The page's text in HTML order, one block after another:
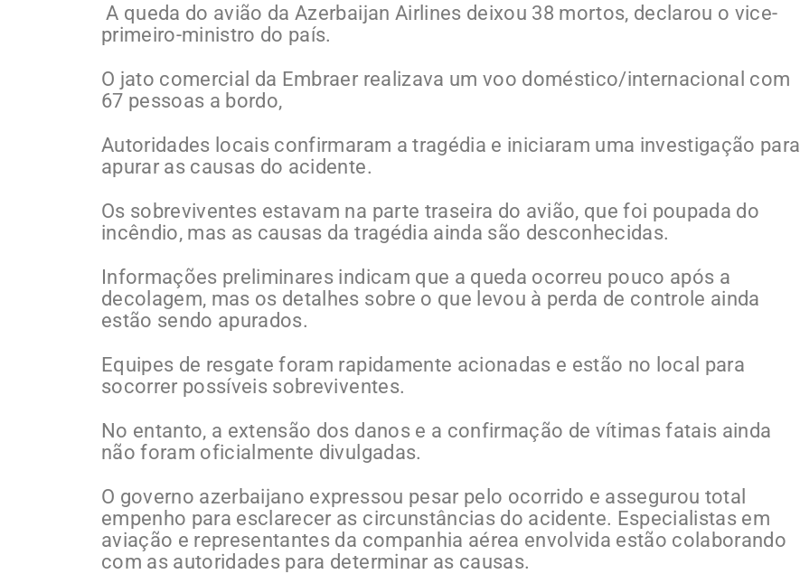
A queda do avião da Azerbaijan Airlines deixou 38 mortos, declarou o vice-
primeiro-ministro do país.
O jato comercial da Embraer realizava um voo doméstico/internacional com
67 pessoas a bordo,
Autoridades locais confirmaram a tragédia e iniciaram uma investigação para
apurar as causas do acidente.
Os sobreviventes estavam na parte traseira do avião, que foi poupada do
incêndio, mas as causas da tragédia ainda são desconhecidas.
Informações preliminares indicam que a queda ocorreu pouco após a
decolagem, mas os detalhes sobre o que levou à perda de controle ainda
estão sendo apurados.
Equipes de resgate foram rapidamente acionadas e estão no local para
socorrer possíveis sobreviventes.
No entanto, a extensão dos danos e a confirmação de vítimas fatais ainda
não foram oficialmente divulgadas.
O governo azerbaijano expressou pesar pelo ocorrido e assegurou total
empenho para esclarecer as circunstâncias do acidente. Especialistas em
aviação e representantes da companhia aérea envolvida estão colaborando
com as autoridades para determinar as causas.